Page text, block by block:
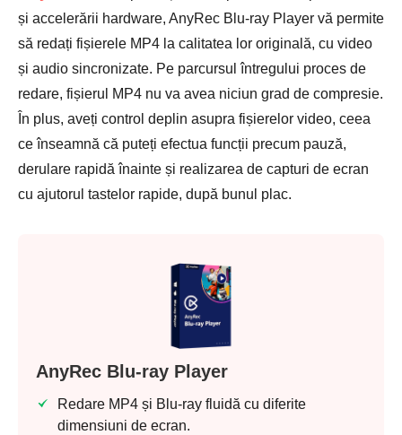
și accelerării hardware, AnyRec Blu-ray Player vă permite
să redați fișierele MP4 la calitatea lor originală, cu video
și audio sincronizate. Pe parcursul întregului proces de
redare, fișierul MP4 nu va avea niciun grad de compresie.
În plus, aveți control deplin asupra fișierelor video, ceea
ce înseamnă că puteți efectua funcții precum pauză,
derulare rapidă înainte și realizarea de capturi de ecran
cu ajutorul tastelor rapide, după bunul plac.
AnyRec Blu-ray Player
Redare MP4 și Blu-ray fluidă cu diferite
dimensiuni de ecran.